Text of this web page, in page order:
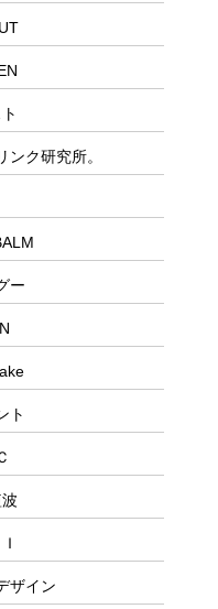
ンク研究所。
ー
ト
ザイン